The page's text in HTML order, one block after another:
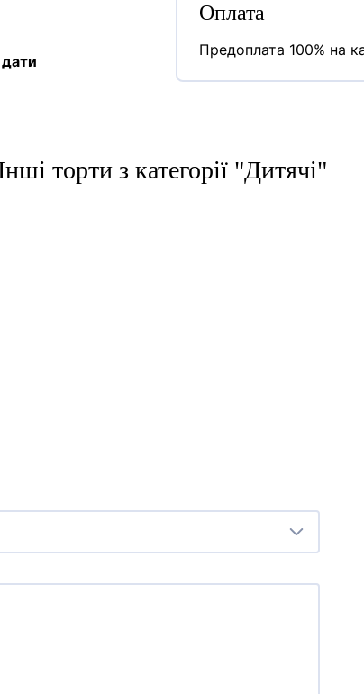
Оплата
Предоплата 100% на
торти з категорії "Дитячі"